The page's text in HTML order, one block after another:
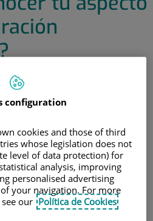
nuevo escáner dental que
6 de agosto de 2015
oral o maxilofacial y te
o tienes dudas sobre
pueda tener en tu
que permite saber
a quedar. Parece ciencia
real.
configuration
cookies and those of third
whose legislation does not
level of data protection) for
analysis, improving
personalised advertising
your navigation. For more
our Política de Cookies